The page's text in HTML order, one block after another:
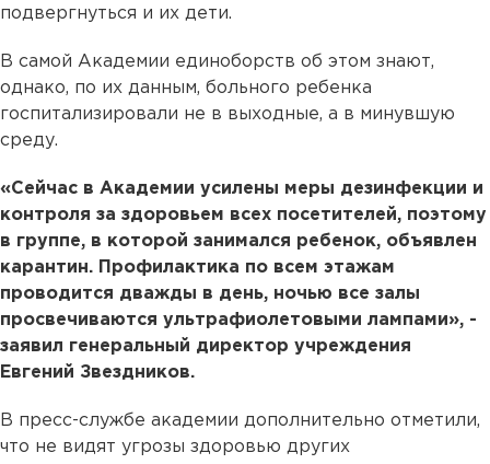
подвергнуться и их дети.
В самой Академии единоборств об этом знают,
однако, по их данным, больного ребенка
госпитализировали не в выходные, а в минувшую
среду.
«Сейчас в Академии усилены меры дезинфекции и
контроля за здоровьем всех посетителей, поэтому
в группе, в которой занимался ребенок, объявлен
карантин. Профилактика по всем этажам
проводится дважды в день, ночью все залы
просвечиваются ультрафиолетовыми лампами», -
заявил генеральный директор учреждения
Евгений Звездников.
В пресс-службе академии дополнительно отметили,
что не видят угрозы здоровью других